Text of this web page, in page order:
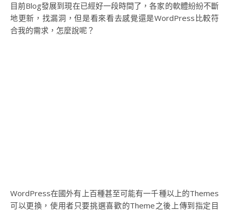
目前Blog發展到現在已經好一段時間了，各家的軟體紛紛不斷
地更新，找漏洞，但是看來看去感覺還是WordPress比較符
合我的需求，怎麼說呢？
WordPress在國外有上百種甚至可能有一千種以上的Themes
可以更換，使用者只要挑選喜歡的Theme之後上傳到指定目